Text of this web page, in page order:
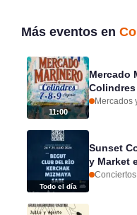
Más eventos en
11:00
Mercado
Colindres
Mercados
Todo el día
Sunset
y Market
Conciertos